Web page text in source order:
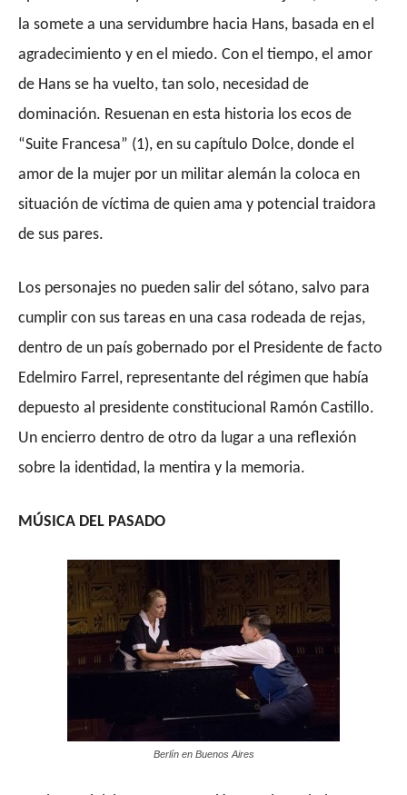
la somete a una servidumbre hacia Hans, basada en el
agradecimiento y en el miedo. Con el tiempo, e l amor
de Hans se ha vuelto, tan solo, necesidad de
dominación. Resuenan en esta historia los ecos de
“Suite Francesa” (1), en su capítulo Dolce, donde el
amor de la mujer por un militar alemán la coloca en
situación de víctima de quien ama y potencial traidora
de sus pares.
Los personajes no pueden salir del sótano, salvo para
cumplir con sus tareas en una casa rodeada de rejas,
dentro de un país gobernado por el Presidente de facto
Edelmiro Farrel, representante del régimen que había
depuesto al presidente constitucional Ramón Castillo.
Un encierro dentro de otro da lugar a una reflexión
sobre la identidad, la mentira y la memoria.
MÚSICA DEL PASADO
Berlín en Buenos Aires